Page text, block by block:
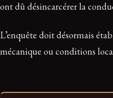
ont dû désincarcérer la
L’enquête doit désormais
mécanique ou conditions